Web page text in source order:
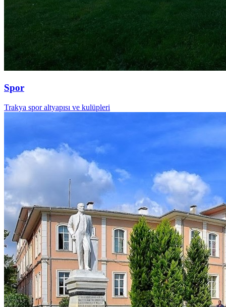
Spor
Trakya spor altyapısı ve kulüpleri